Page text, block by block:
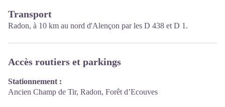
Transport
Radon, à 10 km au nord d'Alençon par les D 438 et D 1.
Accès routiers et parkings
Stationnement :
Ancien Champ de Tir, Radon, Forêt d’Ecouves